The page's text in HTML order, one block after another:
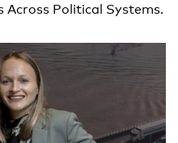
Political Systems.